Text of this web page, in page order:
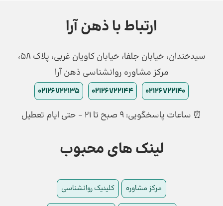
ارتباط با ذهن آرا
سیدخندان، خیابان جلفا، خیابان کاویان غربی، پلاک 58،
مرکز مشاوره روانشناسی ذهن آرا
02126722140
02126722144
02126722135
⏰ ساعات پاسخگویی: ۹ صبح تا ۲۱ - حتی ایام تعطیل
لینک های محبوب
مرکز مشاوره کلینیک روانشناسی